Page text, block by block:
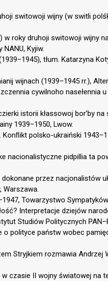
switowoji wijny (w switli
w roky druhoji switowoji wijny
Kyjiw.
tłum. Katarzyna
wijnach (1939–1945 rr.),
cywilnoho nasełennia u
istorii kłassowoj bor’by na
1939–1950, Lwow.
Konﬂikt polsko-ukraiński
nacionalistyczne pidpillia ta
dokonane przez nacjonalistów
Warszawa.
Towarzystwo
Interpretacje dziejów
Studiów Politycznych
o polityce państw wobec
Stryjkiem rozmawia Andrzej
w czasie II wojny światowej na